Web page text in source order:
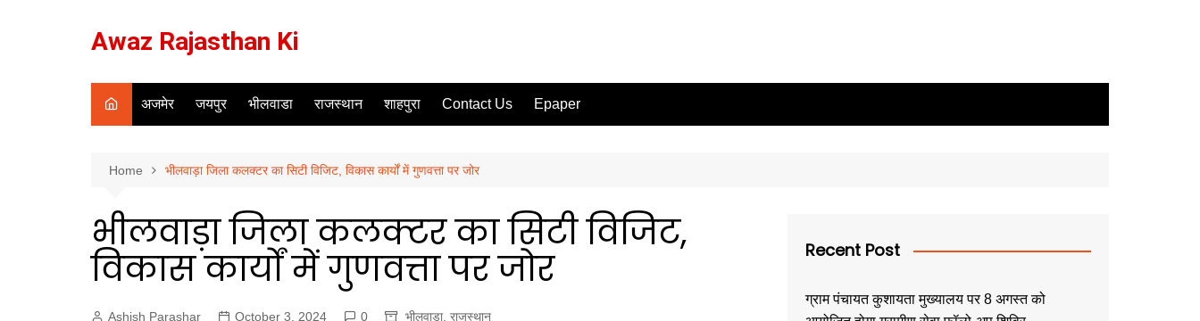
Awaz Rajasthan Ki
अजमेर जयपुर भीलवाडा राजस्थान शाहपुरा Contact Us Epaper
Home भीलवाड़ा जिला कलक्टर का सिटी विजिट, विकास कार्यों में गुणवत्ता पर जोर
भीलवाड़ा जिला कलक्टर का सिटी विजिट,
विकास कार्यों में गुणवत्ता पर जोर
Ashish Parashar October 3, 2024 0 भीलवाडा, राजस्थान
Recent Post
ग्राम पंचायत कुशायता मुख्यालय पर 8 अगस्त को